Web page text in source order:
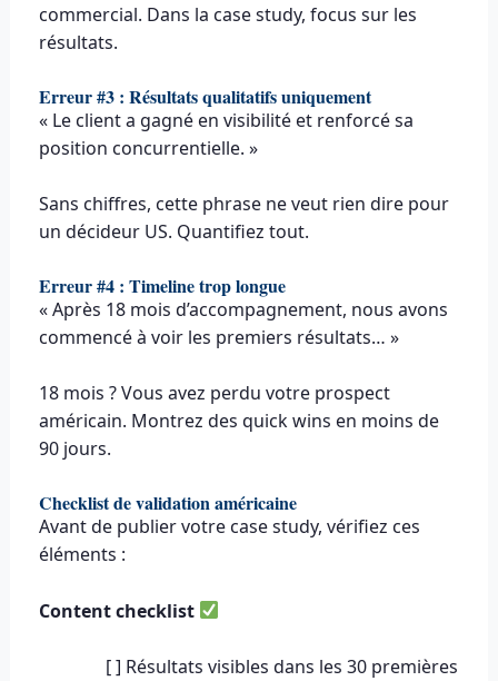
commercial. Dans la case study, focus sur les
résultats.
Erreur #3 : Résultats qualitatifs uniquement
« Le client a gagné en visibilité et renforcé sa
position concurrentielle. »
Sans chiffres, cette phrase ne veut rien dire pour
un décideur US. Quantifiez tout.
Erreur #4 : Timeline trop longue
« Après 18 mois d’accompagnement, nous avons
commencé à voir les premiers résultats… »
18 mois ? Vous avez perdu votre prospect
américain. Montrez des quick wins en moins de
90 jours.
Checklist de validation américaine
Avant de publier votre case study, vérifiez ces
éléments :
Content checklist
[ ] Résultats visibles dans les 30 premières